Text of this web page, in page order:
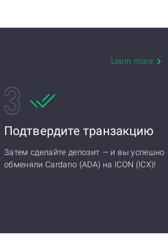
Learn more
Подтвердите транзакцию
Затем сделайте депозит — и вы успешно
обменяли Cardano (ADA) на ICON (ICX)!